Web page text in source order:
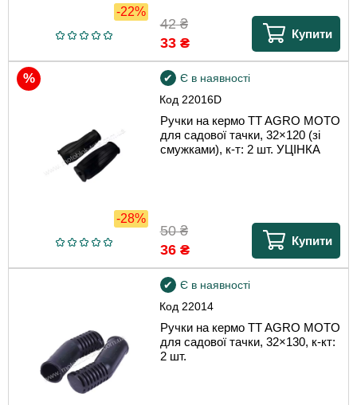
-22%
33₴
42₴
Купити
Код 22016D
-28%
Є в наявності
Ручки на кермо TT AGRO MOTO
для садової тачки, 32×120 (зі
смужками), к-т: 2 шт. УЦІНКА
36₴
50₴
Купити
Код 22014
Є в наявності
Ручки на кермо TT AGRO MOTO
для садової тачки, 32×130, к-кт:
2 шт.